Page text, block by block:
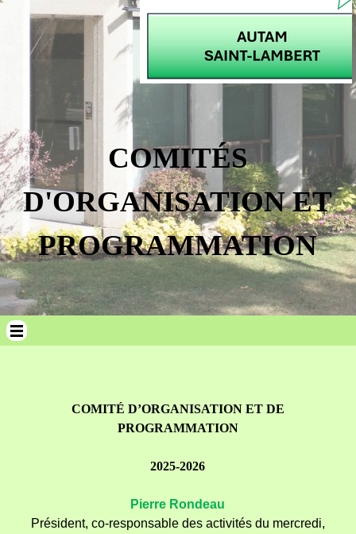
COMITÉS
D'ORGANISATION ET
PROGRAMMATION
Sauter le menu
COMITÉ D’ORGANISATION ET DE
PROGRAMMATION
2025-2026
Pierre Rondeau
Président, co-responsable des activités du mercredi,